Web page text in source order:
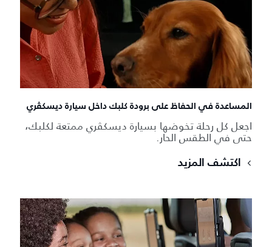
المساعدة في الحفاظ على برودة كلبك داخل سيارة ديسكڤري
اجعل كل رحلة تخوضها بسيارة ديسكڤري ممتعة لكلبك،
حتى في الطقس الحار.
اكتشف المزيد